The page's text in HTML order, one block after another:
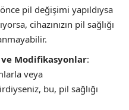
pil değişimi yapıldıysa
cihazınızın pil sağlığı
ve Modifikasyonlar:
veya
bu, pil sağlığı